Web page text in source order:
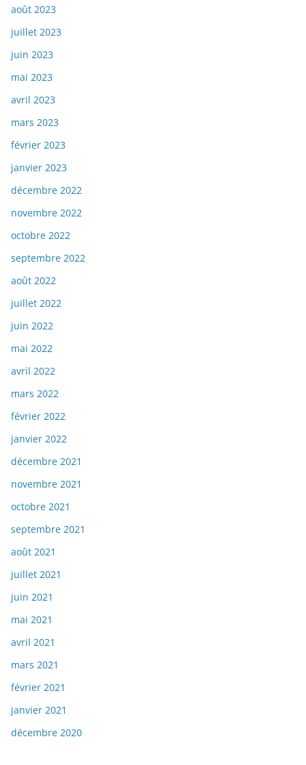
août 2023
juillet 2023
juin 2023
mai 2023
avril 2023
mars 2023
février 2023
janvier 2023
décembre 2022
novembre 2022
octobre 2022
septembre 2022
août 2022
juillet 2022
juin 2022
mai 2022
avril 2022
mars 2022
février 2022
janvier 2022
décembre 2021
novembre 2021
octobre 2021
septembre 2021
août 2021
juillet 2021
juin 2021
mai 2021
avril 2021
mars 2021
février 2021
janvier 2021
décembre 2020